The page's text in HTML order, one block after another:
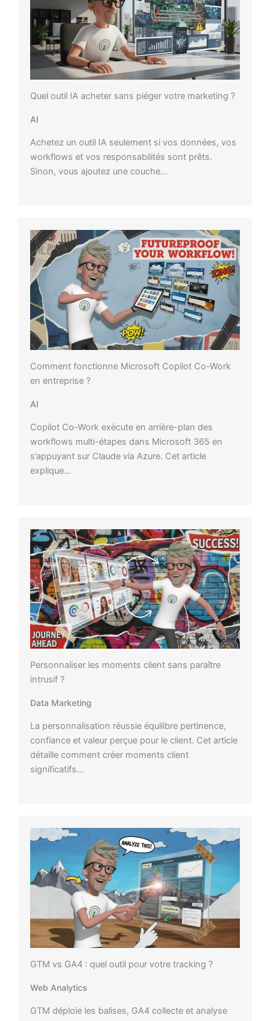
Quel outil IA acheter sans piéger votre marketing ?
AI
Achetez un outil IA seulement si vos données, vos
workflows et vos responsabilités sont prêts.
Sinon, vous ajoutez une couche…
Comment fonctionne Microsoft Copilot Co-Work
en entreprise ?
AI
Copilot Co-Work exécute en arrière-plan des
workflows multi-étapes dans Microsoft 365 en
s’appuyant sur Claude via Azure. Cet article
explique…
Personnaliser les moments client sans paraître
intrusif ?
Data Marketing
La personnalisation réussie équilibre pertinence,
confiance et valeur perçue pour le client. Cet article
détaille comment créer moments client
significatifs…
GTM vs GA4 : quel outil pour votre tracking ?
Web Analytics
GTM déploie les balises, GA4 collecte et analyse